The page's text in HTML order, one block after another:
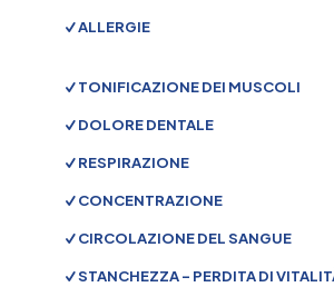
ALLERGIE
TONIFICAZIONE DEI MUSCOLI
DOLORE DENTALE
RESPIRAZIONE
CONCENTRAZIONE
CIRCOLAZIONE DEL SANGUE
STANCHEZZA - PERDITA DI